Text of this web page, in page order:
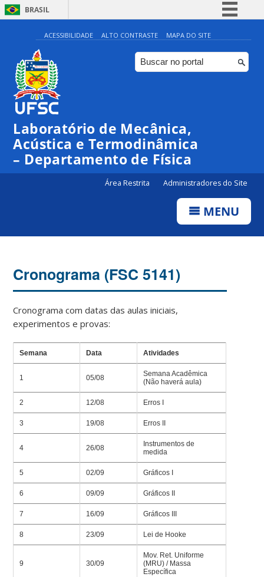
BRASIL
Simplifique!
Comunica BR
Participe
Canais
ACESSIBILIDADE ALTO CONTRASTE MAPA DO SITE
Laboratório de Mecânica,
Acústica e Termodinâmica
– Departamento de Física
Área Restrita Administradores do Site
MENU
Cronograma (FSC 5141)
Cronograma com datas das aulas iniciais,
experimentos e provas:
Semana Data Atividades
1 05/08
Semana Acadêmica
(Não haverá aula)
2 12/08 Erros I
3 19/08 Erros II
4 26/08
Instrumentos de
medida
5 02/09 Gráficos I
6 09/09 Gráficos II
7 16/09 Gráficos III
8 23/09 Lei de Hooke
9 30/09
Mov. Ret. Uniforme
(MRU) / Massa
Específica